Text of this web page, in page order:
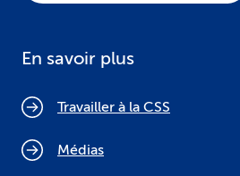
En savoir plus
Travailler à la CSS
Médias